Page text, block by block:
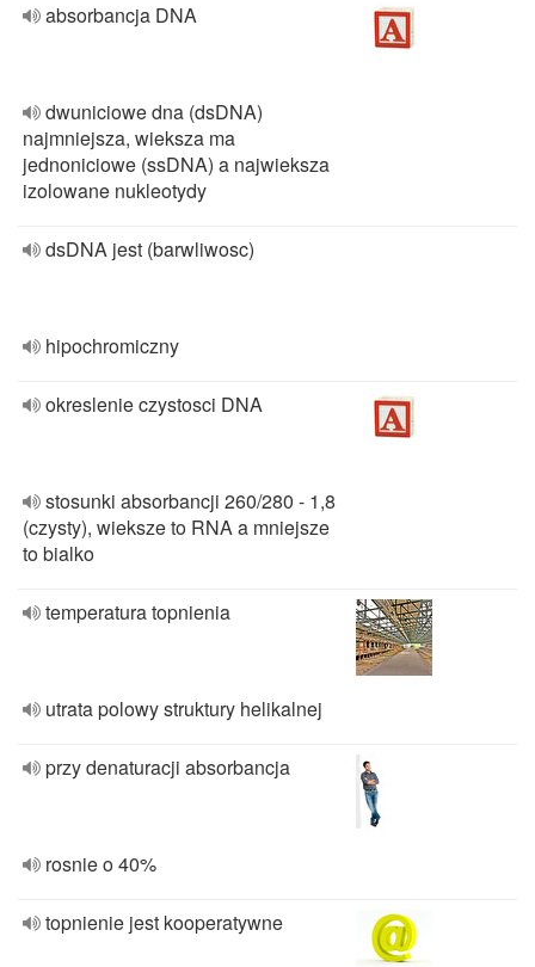
absorbancja DNA
dwuniciowe dna (dsDNA)
najmniejsza, wieksza ma
jednoniciowe (ssDNA) a najwieksza
izolowane nukleotydy
dsDNA jest (barwliwosc)
hipochromiczny
okreslenie czystosci DNA
stosunki absorbancji 260/280 - 1,8
(czysty), wieksze to RNA a mniejsze
to bialko
temperatura topnienia
utrata polowy struktury helikalnej
przy denaturacji absorbancja
rosnie o 40%
topnienie jest kooperatywne